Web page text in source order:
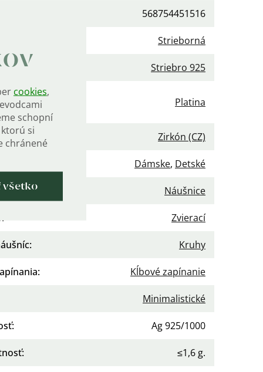
cookies,
schopní
si
chránené
všetko
568754451516
Strieborná
: Striebro 925
:
Platina
: Zirkón (CZ)
Dámske, Detské
: Náušnice
: Zvierací
: Kruhy
: Kĺbové zapínanie
Minimalistické
: Ag 925/1000
: ≤1,6 g.